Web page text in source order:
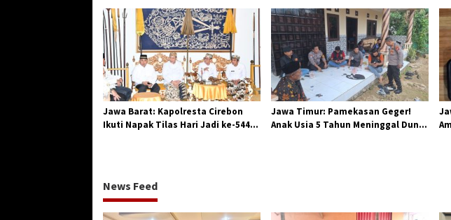
Losari
Jawa Barat: Kapolresta Cirebon
Ikuti Napak Tilas Hari Jadi ke-544,
Jawa Timur: Pamekasan Geger!
Anak Usia 5 Tahun Meninggal Dunia
News Feed